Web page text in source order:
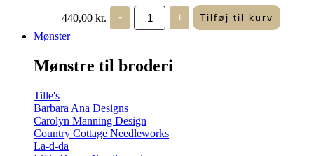
440,00 kr. -
Life
Seasons
(Volume
+ Tilføj til kurv
Mønster
Mønstre til broderi
Tille's
Barbara Ana Designs
Carolyn Manning Design
Country Cottage Needleworks
La-d-da